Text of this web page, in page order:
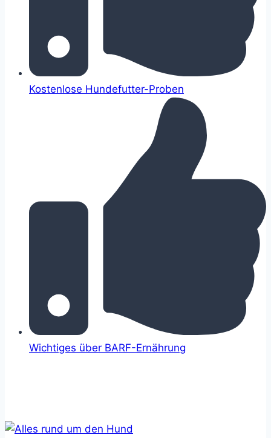
Kostenlose Hundefutter-Proben
Wichtiges über BARF-Ernährung